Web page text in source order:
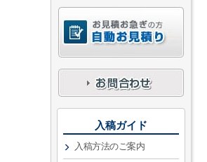
入稿ガイド
入稿方法のご案内